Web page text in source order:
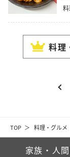
TOP 料理・グルメ
料理
家族・人